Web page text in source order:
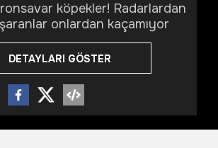
köpekler! Radarlardan
onlardan kaçamıyor
DETAYLARI GÖSTER